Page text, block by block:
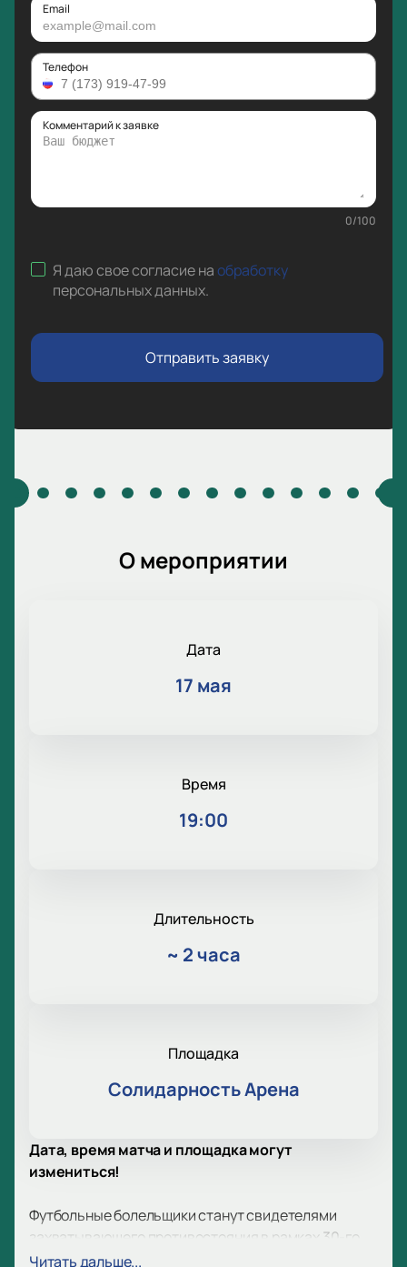
Email
Телефон
Комментарий к заявке
0/100
Я даю свое согласие наобработку
персональных данных.
Отправить заявку
О мероприятии
Дата
17 мая
Время
19:00
Длительность
~ 2 часа
Площадка
Солидарность Арена
Дата, время матча и площадка могут
измениться!
Футбольные болельщики станут свидетелями
захватывающего противостояния в рамках 30-го
тура Российской Премьер-Лиги. На поле
Читать дальше...